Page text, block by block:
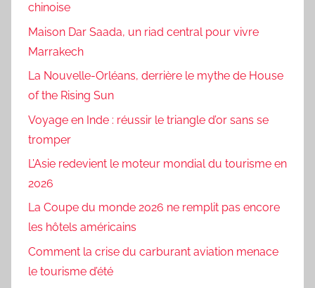
chinoise
Maison Dar Saada, un riad central pour vivre
Marrakech
La Nouvelle-Orléans, derrière le mythe de House
of the Rising Sun
Voyage en Inde : réussir le triangle d’or sans se
tromper
L’Asie redevient le moteur mondial du tourisme en
2026
La Coupe du monde 2026 ne remplit pas encore
les hôtels américains
Comment la crise du carburant aviation menace
le tourisme d’été